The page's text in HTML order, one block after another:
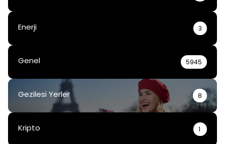
Enerji 3
Genel 5945
Gezilesi Yerler 8
Kripto 1